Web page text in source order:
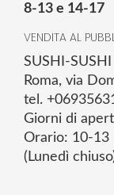
8-13 e 14-17
VENDITA AL
SUSHI-SUSHI
Roma, via
tel.
Giorni di
Orario: 10-13
(Lunedì